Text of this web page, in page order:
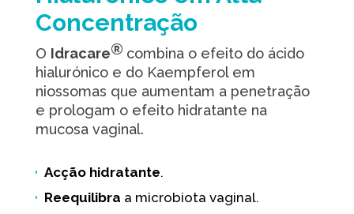
Concentração
O Idracare® combina o efeito do ácido
hialurónico e do Kaempferol em
niossomas que aumentam a penetração
e prologam o efeito hidratante na
mucosa vaginal.
Acção hidratante.
Reequilibra a microbiota vaginal.